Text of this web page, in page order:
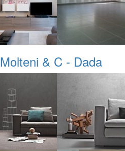
Molteni & C - Dada